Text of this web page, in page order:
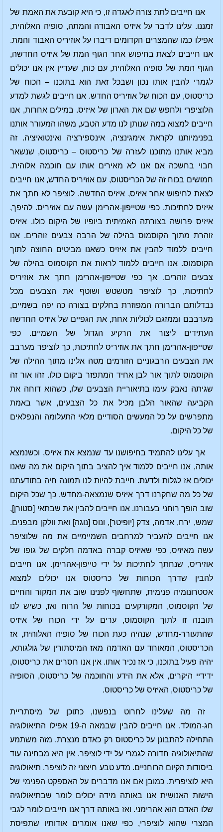
אנו חייבים לתת צורה לאגדה זו, כי היא קובעת את האמת של
זמננו. עלינו לדבר על איזיס האבודה והמתה, סופיה האלוהית,
אפילו כמו שהמצרים הקדומים דיברו על אוזיריס האבוד והמת.
אנו חייבים לצאת בחיפוש אחר הגוף המת של איזיס החדשה,
הגוף המת של סופיה האלוהית, עם כוח, שעדיין אין אנו יכולים
לגמרי להבין אותו נכון ושבכל זאת הוא בתוכנו – הכוח של
כריסטוס, עם הכוח של אוזיריס החדש. אנו חייבים לגשת למדע
הלוציפרי ולחפש שם את הארון של איזיס. במילים אחרות, אנו
חייבים למצוא במה שנותן לנו מדע הטבע, משהו המעורר אותנו
בפנימיותנו לקראת אימגינציה, אינספירציה ואינטואיציה. זה
מביא אותנו מתוכנו לעזרה של כריסטוס – כריסטוס, שנשאר
חבוי בחשכה אם אנו לא מאירים אותו עם חוכמה אלוהית.
חמושים בכוח זה של הכריסטוס, עם אוזיריס החדש, אנו חייבים
לצאת לחיפוש אחר איזיס, איזיס החדשה. לוציפר לא חתך את
איזיס לחתיכות, כפי שטייפון-אהרימן עשה עם אוזיריס. להיפך,
איזיס פרושה בצורתה האמיתית ביופיו של היקום כולו. איזיס
זוהרת מתוך הקוסמוס בהילה של הרבה צבעים זוהרים. אנו
חייבים ללמוד להבין את איזיס כשאנו מביטים החוצה לתוך
הקוסמוס. אנו חייבים ללמוד לראות את הקוסמוס בהילה של
צבעים זוהרים. אך כפי שטייפון-אהרימן חתך את אוזיריס
לחתיכות, כך לוציפר מטשטש ושוטף את הצבעים מכל
נבדלותם הברורה המפוזרת בחלקים בצורה כה יפה בשמיים,
מערבבם וממזגם לכוליות אחת, את הגפיים של איזיס החדשה
העתידים ליצור את הרקיע הגדול של השמיים. כפי
שטייפון-אהרימן חתך את אוזיריס לחתיכות, כך לוציפר מערבב
את הצבעים הרבגוניים הזורמים מטה אלינו מתוך ההילה של
הקוסמוס לתוך אור לבן אחיד המתפזר ביקום כולו. זהו אור זה
שגיתה נאבק עימו בתיאוריית הצבעים שלו, כשהוא דוחה את
הקביעה שהאור הלבן מכיל את כל הצבעים, אשר באמת
מתפרשים על כל המעשים הסודיים מלאי התעלומה והנפלאים
של כל היקום.
אך עלינו להתמיד בחיפושנו עד שנמצא את איזיס, וכשנמצא
אותה, אנו חייבים ללמוד איך להציב בתוך היקום את מה שאנו
יכולים אז לגלות ולדעת. חייבת להיות לנו תמונה חיה בתודעתנו
של כל מה שחקרנו דרך איזיס שנמצאה-מחדש, כך שכל היקום
שוב הופך רוחני בעבורנו. אנו חייבים להבין את שבתאי [סטורן],
שמש, ירח, אדמה, צדק [יופיטר], ונוס [נוגה] ואת וולקן מבפנים.
אנו חייבים להעביר למרחבים השמיימיים את מה שלוציפר
עשה מאיזיס, כפי שאיזיס קברה באדמה חלקים של גופו של
אוזיריס, שנחתך לחתיכות על ידי טייפון-אהרימן. אנו חייבים
להבין שדרך הכוחות של כריסטוס אנו יכולים למצוא
אסטרונומיה פנימית, שתחשוף לפנינו שוב את המקור והחיים
של הקוסמוס, המקורקעים בכוחות של הרוח ואז, כשיש לנו
תובנה זו לתוך הקוסמוס, ערים על ידי הכוח של איזיס
שהתעורר-מחדש, שנהיה כעת הכוח של סופיה האלוהית, אז
הכריסטוס, המאוחד עם האדמה מאז המיסתורין של גולגותא,
יהיה פעיל בתוכנו, כי אז נכיר אותו. אין אנו חסרים את כריסטוס,
ידידיי היקרים, אלא את הידע והחוכמה של כריסטוס, הסופיה
של כריסטוס, האיזיס של כריסטוס.
זה מה שעלינו לחרוט בנפשנו, כתוכן של מיסתריית
חג-המולד. אנו חייבים להבין שבמאה ה-19 אפילו התיאולוגיה
התחילה להתבונן על כריסטוס רק כאדם מנצרת. מזה משתמע
שהתיאולוגיה חדורה לגמרי על ידי לוציפר. אין היא מבחינה עוד
ביסודות הקיום הרוחניים. מדע טבע חיצוני זה לוציפר. תיאולוגיה
היא לוציפרית. כמובן אם אנו מדברים על האספקט הפנימי של
הישות האנושית אנו באותה מידה יכולים לומר שבתיאולוגיה
שלו האדם הוא אהרימני. ואז באותה דרך אנו חייבים לומר לגבי
המצרי שהוא לוציפרי, כפי שאנו אומרים אודותיו שתפיסת